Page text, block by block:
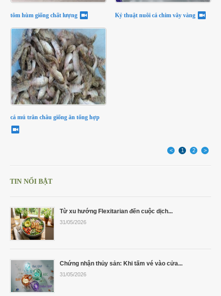
tôm hùm giống chất lượng Kỷ thuật nuôi cá chim vây vàng
cá mú trân châu giống ăn tổng hợp
< 1 2 >
TIN NỔI BẬT
Từ xu hướng Flexitarian đến cuộc dịch...
31/05/2026
Chứng nhận thủy sản: Khi tấm vé vào cửa...
31/05/2026